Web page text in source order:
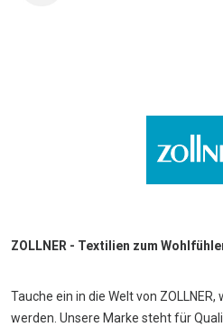
ZOLLNER - Textilien zum
Tauche ein in die Welt von
werden. Unsere Marke steht für